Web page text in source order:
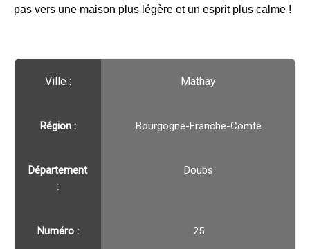
pas vers une maison plus légère et un esprit plus calme !
Ville :️ Mathay
Région :️ Bourgogne-Franche-Comté
Département
:
Doubs
Numéro : 25